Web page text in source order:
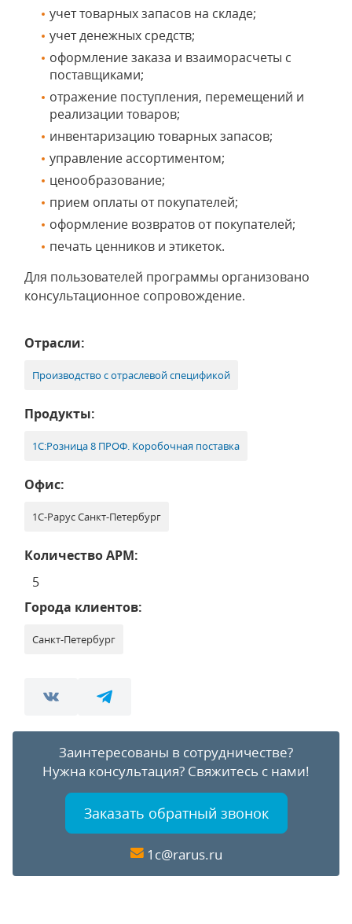
учет товарных запасов на складе;
учет денежных средств;
оформление заказа и взаиморасчеты с
поставщиками;
отражение поступления, перемещений и
реализации товаров;
инвентаризацию товарных запасов;
управление ассортиментом;
ценообразование;
прием оплаты от покупателей;
оформление возвратов от покупателей;
печать ценников и этикеток.
Для пользователей программы организовано
консультационное сопровождение.
Отрасли:
Производство с отраслевой спецификой
Продукты:
1С:Розница 8 ПРОФ. Коробочная поставка
Офис:
1С-Рарус Санкт-Петербург
Количество АРМ:
5
Города клиентов:
Санкт-Петербург
Заинтересованы в сотрудничестве?
Нужна консультация? Свяжитесь с нами!
Заказать обратный звонок
1c@rarus.ru